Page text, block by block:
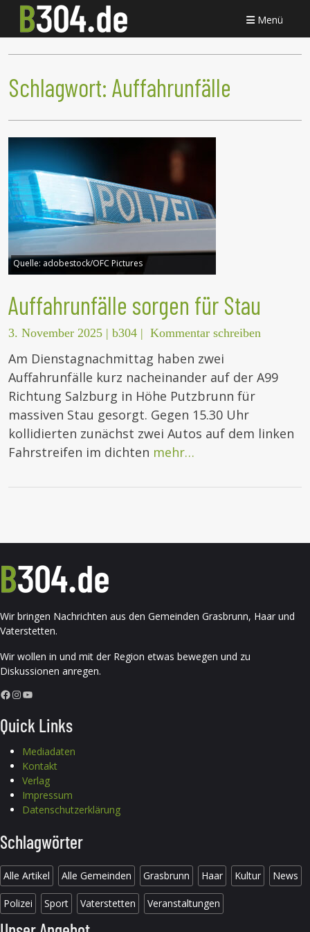
Menü
Schlagwort: Auffahrunfälle
Quelle: adobestock/OFC Pictures
Auffahrunfälle sorgen für Stau
3. November 2025 | b304 | Kommentar schreiben
Am Dienstagnachmittag haben zwei
Auffahrunfälle kurz nacheinander auf der A99
Richtung Salzburg in Höhe Putzbrunn für
massiven Stau gesorgt. Gegen 15.30 Uhr
kollidierten zunächst zwei Autos auf dem linken
Fahrstreifen im dichten mehr…
Wir bringen Nachrichten aus den Gemeinden Grasbrunn, Haar und
Vaterstetten.
Wir wollen in und mit der Region etwas bewegen und zu
Diskussionen anregen.
Facebook InstagramYouTube
Quick Links
Mediadaten
Kontakt
Verlag
Impressum
Datenschutzerklärung
Schlagwörter
Alle Artikel Alle Gemeinden Grasbrunn Haar Kultur News
Polizei Sport Vaterstetten Veranstaltungen